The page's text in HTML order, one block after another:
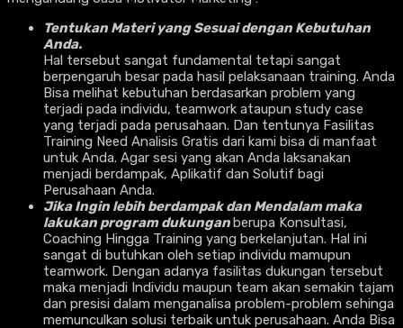
Tentukan Materi yang Sesuai dengan Kebutuhan
Anda.
Hal tersebut sangat fundamental tetapi sangat
berpengaruh besar pada hasil pelaksanaan training. Anda
Bisa melihat kebutuhan berdasarkan problem yang
terjadi pada individu, teamwork ataupun study case
yang terjadi pada perusahaan. Dan tentunya Fasilitas
Training Need Analisis Gratis dari kami bisa di manfaat
untuk Anda. Agar sesi yang akan Anda laksanakan
menjadi berdampak, Aplikatif dan Solutif bagi
Perusahaan Anda.
Jika Ingin lebih berdampak dan Mendalam maka
lakukan program dukunganberupa Konsultasi,
Coaching Hingga Training yang berkelanjutan. Hal ini
sangat di butuhkan oleh setiap individu mamupun
teamwork. Dengan adanya fasilitas dukungan tersebut
maka menjadi Individu maupun team akan semakin tajam
dan presisi dalam menganalisa problem-problem sehinga
memunculkan solusi terbaik untuk perusahaan. Anda Bisa